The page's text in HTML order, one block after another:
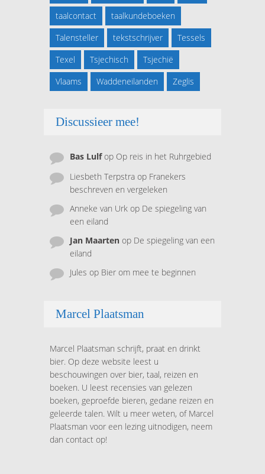
taalcontact
taalkundeboeken
Talensteller
tekstschrijver
Tessels
Texel
Tsjechisch
Tsjechië
Vlaams
Waddeneilanden Zeglis
Discussieer mee!
Bas Lulfop Op reis in het Ruhrgebied
Liesbeth Terpstra op Franekers
beschreven en vergeleken
Anneke van Urk op De spiegeling van
een eiland
Jan Maarten op De spiegeling van een
eiland
Jules op Bier om mee te beginnen
Marcel Plaatsman
Marcel Plaatsman schrijft, praat en drinkt
bier. Op deze website leest u
beschouwingen over bier, taal, reizen en
boeken. U leest recensies van gelezen
boeken, geproefde bieren, gedane reizen en
geleerde talen. Wilt u meer weten, of Marcel
Plaatsman voor een lezing uitnodigen, neem
dan contact op!